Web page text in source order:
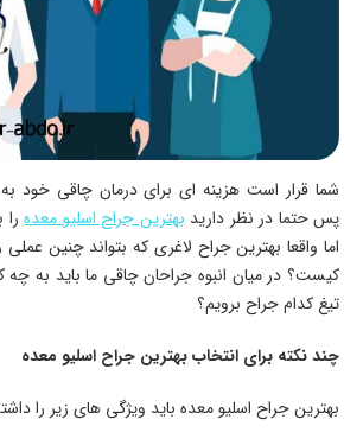
شما قرار است هزینه ای برای درمان چاقی خود
پس حتما در نظر داریدبهترین جراح اسلیو معدهرا
اما واقعا بهترین جراح لاغری که بتواند چنین
کیست؟ در میان انبوه جراحان چاقی ما باید به چه
تیغ کدام جراح برویم؟
چند نکته برای انتخاب بهترین جراح اسلیو معده
بهترین جراح اسلیو معده باید ویژگی های زیر را